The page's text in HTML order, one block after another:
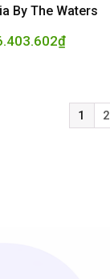
By The Waters
₫
1 2